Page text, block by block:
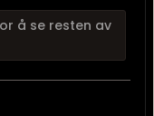
å se resten av